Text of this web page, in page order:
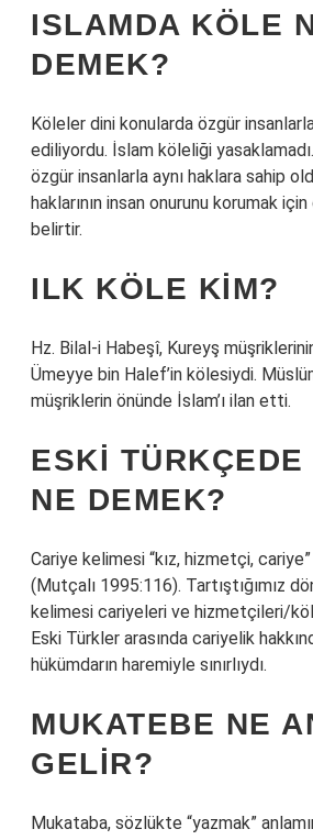
ISLAMDA KÖLE
DEMEK?
Köleler dini konularda özgür
ediliyordu. İslam köleliği
özgür insanlarla aynı haklara sahip
haklarının insan onurunu korumak
belirtir.
ILK KÖLE KIM?
Hz. Bilal-i Habeşî, Kureyş
Ümeyye bin Halef’in kölesiydi.
müşriklerin önünde İslam’ı ilan etti.
ESKI TÜRKÇEDE
NE DEMEK?
Cariye kelimesi “kız, hizmetçi,
(Mutçalı 1995:116). Tartıştığımız
kelimesi cariyeleri ve hizmetçileri/
Eski Türkler arasında cariyelik
hükümdarın haremiyle sınırlıydı.
MUKATEBE NE
GELIR?
Mukataba, sözlükte “yazmak”